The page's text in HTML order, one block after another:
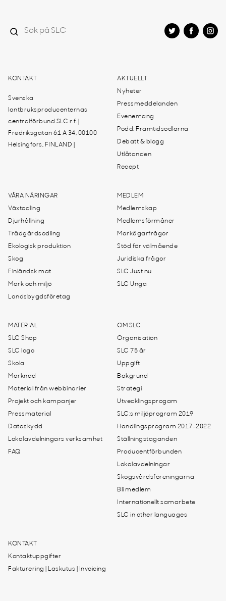
KONTAKT
Svenska
lantbruksproducenternas
centralförbund SLC r.f. |
Fredriksgatan 61 A 34, 00100
Helsingfors, FINLAND |
AKTUELLT
Nyheter
Pressmeddelanden
Evenemang
Podd: Framtidsodlarna
Debatt & blogg
Utlåtanden
Recept
VÅRA NÄRINGAR
Växtodling
Djurhållning
Trädgårdsodling
Ekologisk produktion
Skog
Finländsk mat
Mark och miljö
Landsbygdsföretag
MEDLEM
Medlemskap
Medlemsförmåner
Markägarfrågor
Stöd för välmående
Juridiska frågor
SLC Just nu
SLC Unga
MATERIAL
SLC Shop
SLC logo
Skola
Marknad
Material från webbinarier
Projekt och kampanjer
Pressmaterial
Dataskydd
Lokalavdelningars verksamhet
FAQ
OM SLC
Organisation
SLC 75 år
Uppgift
Bakgrund
Strategi
Utvecklingsprogam
SLC:s miljöprogram 2019
Handlingsprogram 2017-2022
Ställningstaganden
Producentförbunden
Lokalavdelningar
Skogsvårdsföreningarna
Bli medlem
Internationellt samarbete
SLC in other languages
KONTAKT
Kontaktuppgifter
Fakturering | Laskutus | Invoicing